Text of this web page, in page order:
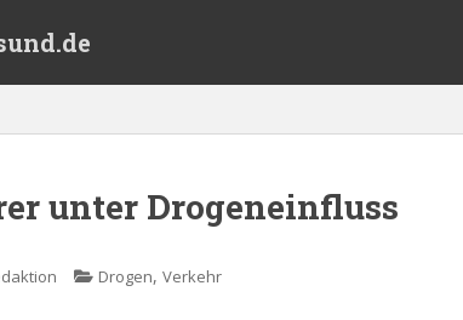
unter Drogeneinfluss
Drogen, Verkehr